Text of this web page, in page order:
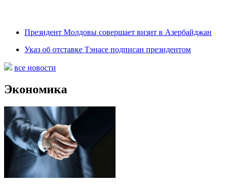
Президент Молдовы совершает визит в Азербайджан
Указ об отставке Тэнасе подписан президентом
все новости
Экономика